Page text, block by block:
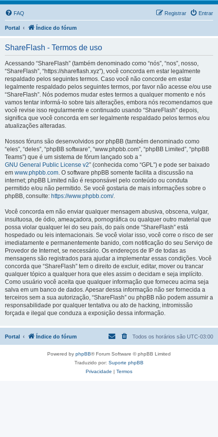
FAQ Entrar
Registrar
Portal Índice do fórum
ShareFlash - Termos de uso
Acessando “ShareFlash” (também denominado como “nós”, “nos”, nosso,
“ShareFlash”, “https://shareflash.xyz”), você concorda em estar legalmente
respaldado pelos seguintes termos. Caso você não concorde em estar
legalmente respaldado pelos seguintes termos, por favor não acesse e/ou use
“ShareFlash”. Nós podemos mudar estes termos a qualquer momento e nós
vamos tentar informá-lo sobre tais alterações, embora nós recomendamos que
você revise isso regularmente e continuado usando “ShareFlash” depois,
significa que você concorda em ser legalmente respaldado pelos termos e/ou
atualizações alteradas.
Nossos fóruns são desenvolvidos por phpBB (também denominado como
“eles”, “deles”, “phpBB software”, “www.phpbb.com”, “phpBB Limited”, “phpBB
Teams”) que é um sistema de fórum lançado sob a “
GNU General Public License v2” (conhecida como “GPL”) e pode ser baixado
em www.phpbb.com. O software phpBB somente facilita a discussão na
internet; phpBB Limited não é responsável pelo conteúdo ou conduta
permitido e/ou não permitido. Se você gostaria de mais informações sobre o
phpBB, consulte: https://www.phpbb.com/.
Você concorda em não enviar qualquer mensagem abusiva, obscena, vulgar,
insultuosa, de ódio, ameaçadora, pornográfica ou qualquer outro material que
possa violar qualquer lei do seu país, do país onde “ShareFlash” está
hospedado ou leis internacionais. Se você violar isso, você corre o risco de ser
imediatamente e permanentemente banido, com notificação do seu Serviço de
Provedor de Internet, se necessário. Os endereços de IP de todas as
mensagens são registrados para ajudar a implementar essas condições. Você
concorda que “ShareFlash” tem o direito de excluir, editar, mover ou trancar
qualquer tópico a qualquer hora que eles assim o decidam e seja implícito.
Como usuário você aceita que qualquer informação que forneceu acima seja
salva em um banco de dados. Apesar dessa informação não ser fornecida a
terceiros sem a sua autorização, “ShareFlash” ou phpBB não podem assumir a
responsabilidade por qualquer tentativa ou ato de hacking, intromissão
forçada e ilegal que conduza a exposição dessa informação.
Portal Índice do fórum Todos os horários são UTC-03:00
Powered by phpBB® Forum Software © phpBB Limited
Traduzido por: Suporte phpBB
Privacidade | Termos